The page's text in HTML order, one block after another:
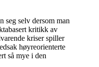
seg selv dersom man
kritikk av
kriser spiller
høyreorienterte
så mye i den